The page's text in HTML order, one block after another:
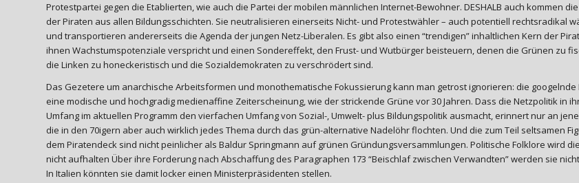
Protestpartei gegen die Etablierten, wie auch die Partei der mobilen männlichen Internet-Bewohner. DESHALB auch kommen
der Piraten aus allen Bildungsschichten. Sie neutralisieren einerseits Nicht- und Protestwähler – auch potentiell rechtsradikal
und transportieren andererseits die Agenda der jungen Netz-Liberalen. Es gibt also einen “trendigen” inhaltlichen Kern der
ihnen Wachstumspotenziale verspricht und einen Sondereffekt, den Frust- und Wutbürger beisteuern, denen die Grünen zu
die Linken zu honeckeristisch und die Sozialdemokraten zu verschrödert sind.
Das Gezetere um anarchische Arbeitsformen und monothematische Fokussierung kann man getrost ignorieren: die googelnde
eine modische und hochgradig medienaffine Zeiterscheinung, wie der strickende Grüne vor 30 Jahren. Dass die Netzpolitik in
Umfang im aktuellen Programm den vierfachen Umfang von Sozial-, Umwelt- plus Bildungspolitik ausmacht, erinnert nur an
die in den 70igern aber auch wirklich jedes Thema durch das grün-alternative Nadelöhr flochten. Und die zum Teil seltsamen
dem Piratendeck sind nicht peinlicher als Baldur Springmann auf grünen Gründungsversammlungen. Politische Folklore wird
nicht aufhalten Über ihre Forderung nach Abschaffung des Paragraphen 173 “Beischlaf zwischen Verwandten” werden sie
In Italien könnten sie damit locker einen Ministerpräsidenten stellen.